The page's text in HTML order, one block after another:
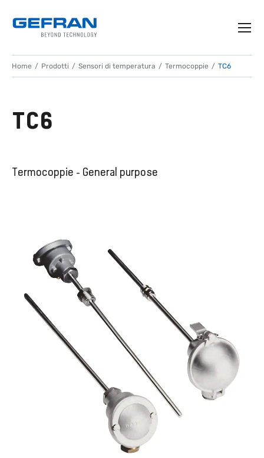
Home Prodotti Sensori di temperatura Termocoppie TC6
TC6
Termocoppie - General purpose